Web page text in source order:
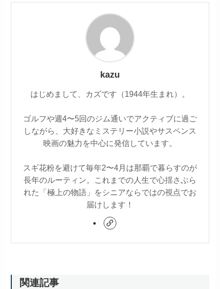
kazu
はじめまして、カズです（1944年生まれ）。
ゴルフや週4〜5回のジム通いでアクティブに過ご
しながら、大好きなミステリー小説やサスペンス
映画の魅力を中心に発信しています。
スギ花粉を避けて毎年2〜4月は那覇で暮らすのが
長年のルーティン。これまでの人生で心揺さぶら
れた「極上の物語」をシニアならではの視点でお
届けします！
関連記事